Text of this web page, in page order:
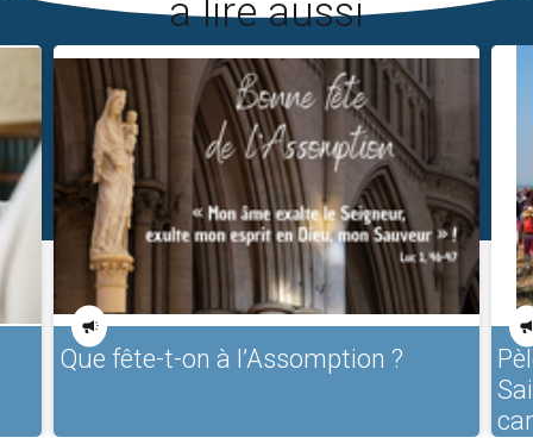
à lire aussi
Que fête-t-on à l’Assomption ?